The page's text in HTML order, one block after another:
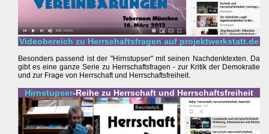
Videobereich zu Herrschaftsfragen auf projektwerkstatt.de
Besonders passend ist der "Hirnstupser" mit seinen Nachdenktexten. Da
gibt es eine ganze Serie zu Herrschaftsfragen - zur Kritik der Demokratie
und zur Frage von Herrschaft und Herrschaftsfreiheit.
Hirnstupser-Reihe zu Herrschaft und Herrschaftsfreiheit